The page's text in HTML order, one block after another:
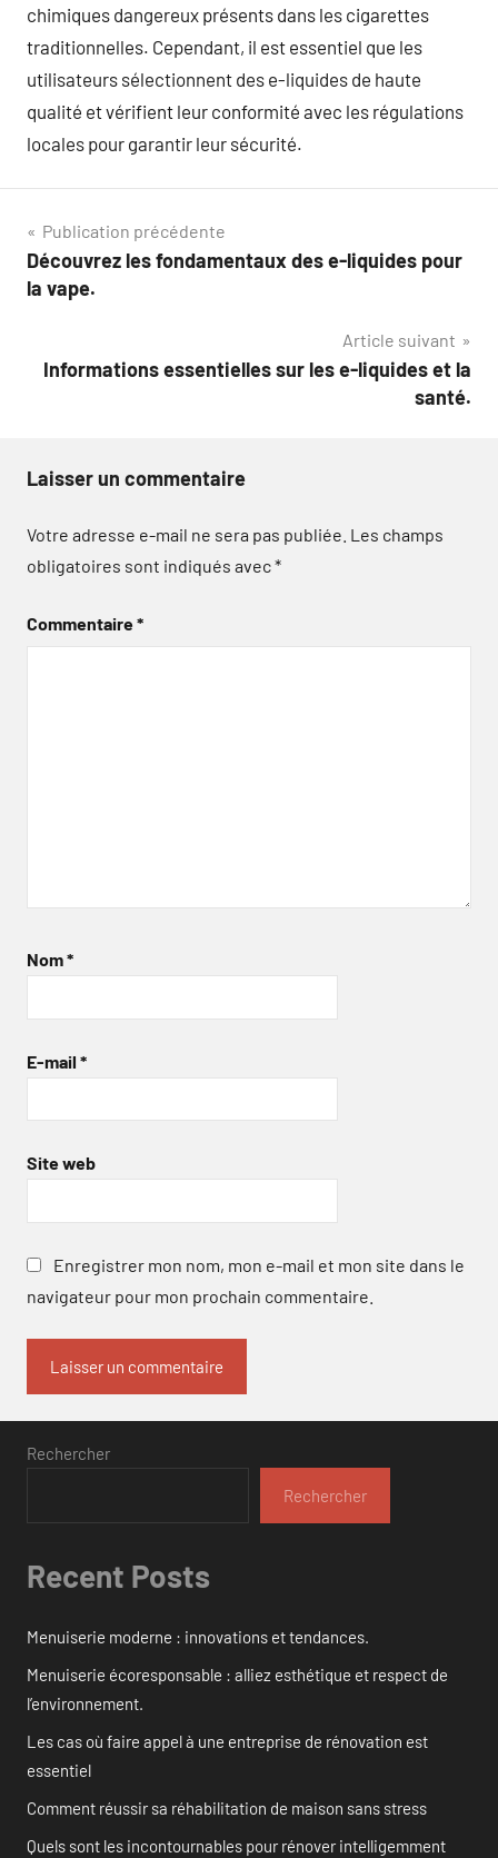
chimiques dangereux présents dans les cigarettes
traditionnelles. Cependant, il est essentiel que les
utilisateurs sélectionnent des e-liquides de haute
qualité et vérifient leur conformité avec les régulations
locales pour garantir leur sécurité.
Navigation
de
Publication précédente
Découvrez les fondamentaux des e-liquides pour
la vape.
Article suivant
Informations essentielles sur les e-liquides et la
santé.
Laisser un commentaire
Votre adresse e-mail ne sera pas publiée. Les champs
obligatoires sont indiqués avec*
Commentaire*
Nom*
E-mail *
Site web
Enregistrer mon nom, mon e-mail et mon site dans le
navigateur pour mon prochain commentaire.
Rechercher
Rechercher
Recent Posts
Menuiserie moderne : innovations et tendances.
Menuiserie écoresponsable : alliez esthétique et respect de
l’environnement.
Les cas où faire appel à une entreprise de rénovation est
essentiel
Comment réussir sa réhabilitation de maison sans stress
Quels sont les incontournables pour rénover intelligemment